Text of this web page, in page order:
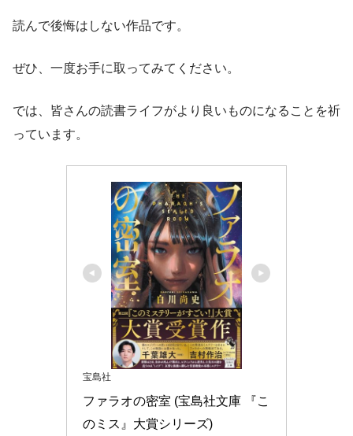
読んで後悔はしない作品です。
ぜひ、一度お手に取ってみてください。
では、皆さんの読書ライフがより良いものになることを祈
っています。
宝島社
ファラオの密室 (宝島社文庫 『こ
のミス』大賞シリーズ)